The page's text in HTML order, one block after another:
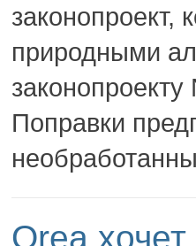
законопроект,
природными
Поправки
Orea